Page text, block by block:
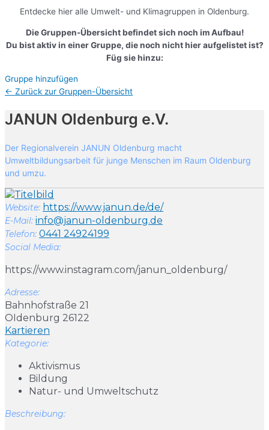
Entdecke hier alle Umwelt- und Klimagruppen in Oldenburg.
Die Gruppen-Übersicht befindet sich noch im Aufbau!
Du bist aktiv in einer Gruppe, die noch nicht hier aufgelistet ist?
Füg sie hinzu:
Gruppe hinzufügen
← Zurück zur Gruppen-Übersicht
JANUN Oldenburg e.V.
Der Regionalverein JANUN Oldenburg macht
Umweltbildungsarbeit für junge Menschen im Raum Oldenburg
und umzu.
Website: https://www.janun.de/de/
E-Mail: info@janun-oldenburg.de
Telefon: 0441 24924199
Social Media:
https://www.instagram.com/janun_oldenburg/
Adresse:
Bahnhofstraße 21
OIdenburg 26122
Kartieren
Kategorie:
Aktivismus
Bildung
Natur- und Umweltschutz
Beschreibung: